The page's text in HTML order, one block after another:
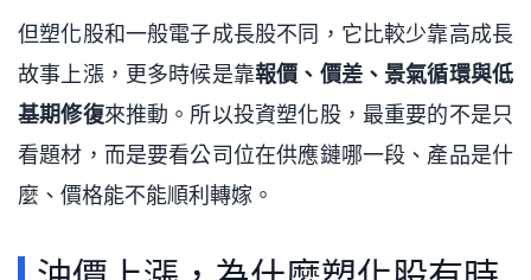
但塑化股和一般電子成長股不同，它比較少靠高成長
故事上漲，更多時候是靠報價、價差、景氣循環與低
基期修復來推動。所以投資塑化股，最重要的不是只
看題材，而是要看公司位在供應鏈哪一段、產品是什
麼、價格能不能順利轉嫁。